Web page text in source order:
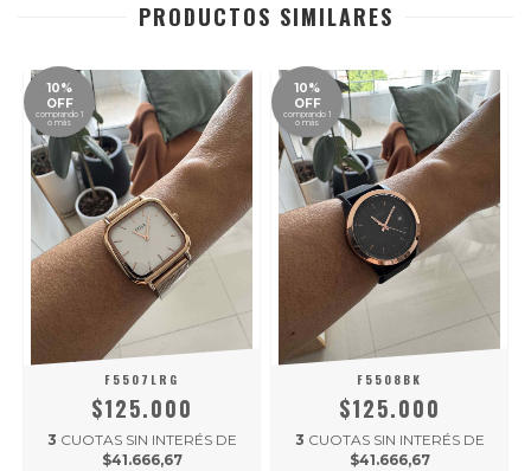
PRODUCTOS SIMILARES
10%
OFF
comprando 1
o más
F5507LRG
$125.000
3 CUOTAS SIN INTERÉS DE
$41.666,67
10%
OFF
comprando 1
o más
F5508BK
$125.000
3 CUOTAS SIN INTERÉS DE
$41.666,67